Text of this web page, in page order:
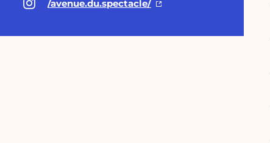
/avenue.du.spectacle/